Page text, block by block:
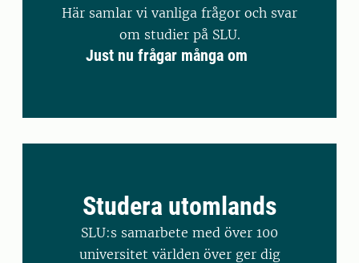
Här samlar vi vanliga frågor och svar
om studier på SLU.
Just nu frågar många om
Studera utomlands
SLU:s samarbete med över 100
universitet världen över ger dig